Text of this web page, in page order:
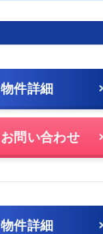
物件詳細
お問い合わせ
物件詳細